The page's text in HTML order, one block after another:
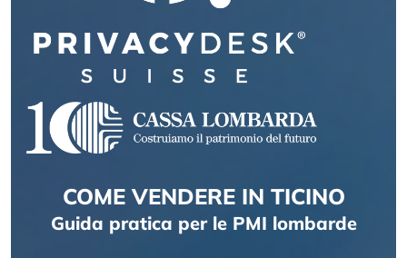
COME VENDERE IN TICINO
Guida pratica per le PMI lombarde